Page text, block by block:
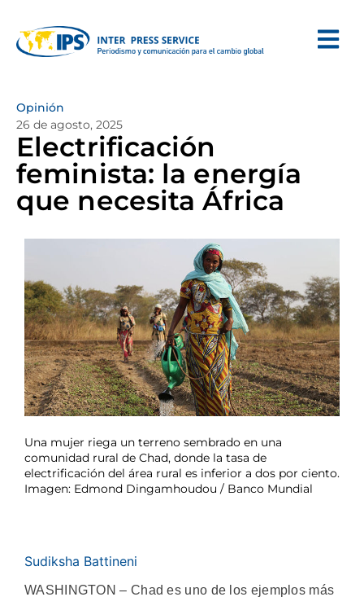
Opinión
26 de agosto, 2025
Electrificación
feminista: la energía
que necesita África
Una mujer riega un terreno sembrado en una
comunidad rural de Chad, donde la tasa de
electrificación del área rural es inferior a dos por ciento.
Imagen: Edmond Dingamhoudou / Banco Mundial
Sudiksha Battineni
WASHINGTON – Chad es uno de los ejemplos más